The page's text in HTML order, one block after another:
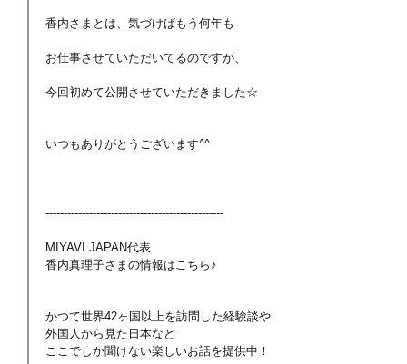
香内さまとは、気づけばもう何年も
お仕事させていただいてるのですが、
今回初めて公開させていただきました☆
いつもありがとうございます^^
-------------------------------------------------
MIYAVI JAPAN代表
香内真理子さまの情報はこちら♪
かつて世界42ヶ国以上を訪問した経験談や
外国人から見た日本など
ここでしか聞けない楽しいお話を提供中！